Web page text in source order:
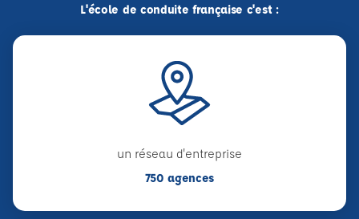
L'école de conduite française c'est :
un réseau d'entreprise
750 agences